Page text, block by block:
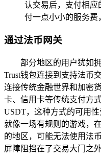
认交易后，支付相应
付一点小小的服务费
通过法币网关
部分地区的用户犹如
Trust钱包连接到支持法币
连接传统金融世界和加密
卡、信用卡等传统支付方
USDT，这种方式的可用
就像一场有规则的游戏，
的地区，可能无法使用法
屏障阻挡在了交易大门之外